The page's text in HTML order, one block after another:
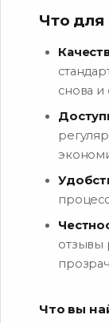
Что для
снова и
отзывы
Что вы